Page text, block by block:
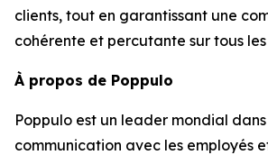
clients, tout en garantissant une
cohérente et percutante sur tous
À propos de Poppulo
Poppulo est un leader mondial
communication avec les employés